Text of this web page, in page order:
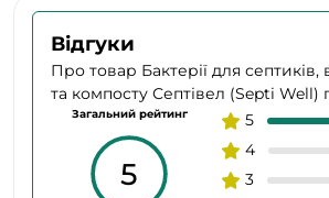
Відгуки
Про товар Бактерії для септиків,
та компосту Септівел (Septi
Загальний рейтинг
5
5
4
3